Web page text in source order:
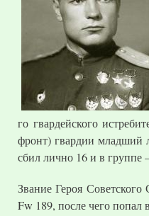
го гвардейского
фронт) гвардии младший
сбил лично 16 и в группе
Звание Героя
Fw 189, после чего попал